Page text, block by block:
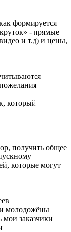
формируется
- прямые
и т.д) и цены,
который
получить общее
которые могут
молодожёны
заказчики